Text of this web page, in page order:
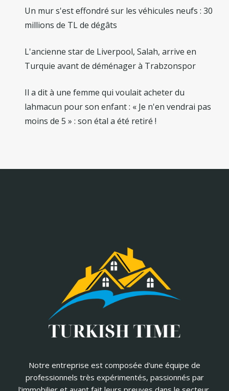
Un mur s'est effondré sur les véhicules neufs : 30
millions de TL de dégâts
L'ancienne star de Liverpool, Salah, arrive en
Turquie avant de déménager à Trabzonspor
Il a dit à une femme qui voulait acheter du
lahmacun pour son enfant : « Je n'en vendrai pas
moins de 5 » : son étal a été retiré !
Notre entreprise est composée d'une équipe de
professionnels très expérimentés, passionnés par